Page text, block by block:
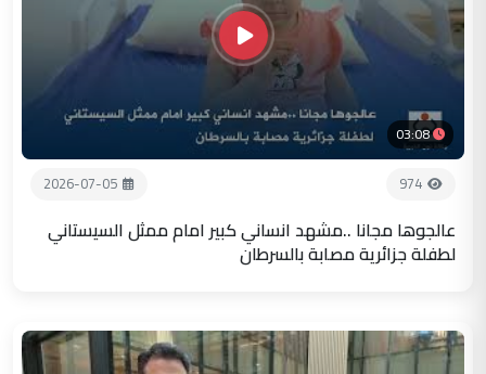
03:08
974
2026-07-05
عالجوها مجانا ..مشهد انساني كبير امام ممثل السيستاني
لطفلة جزائرية مصابة بالسرطان